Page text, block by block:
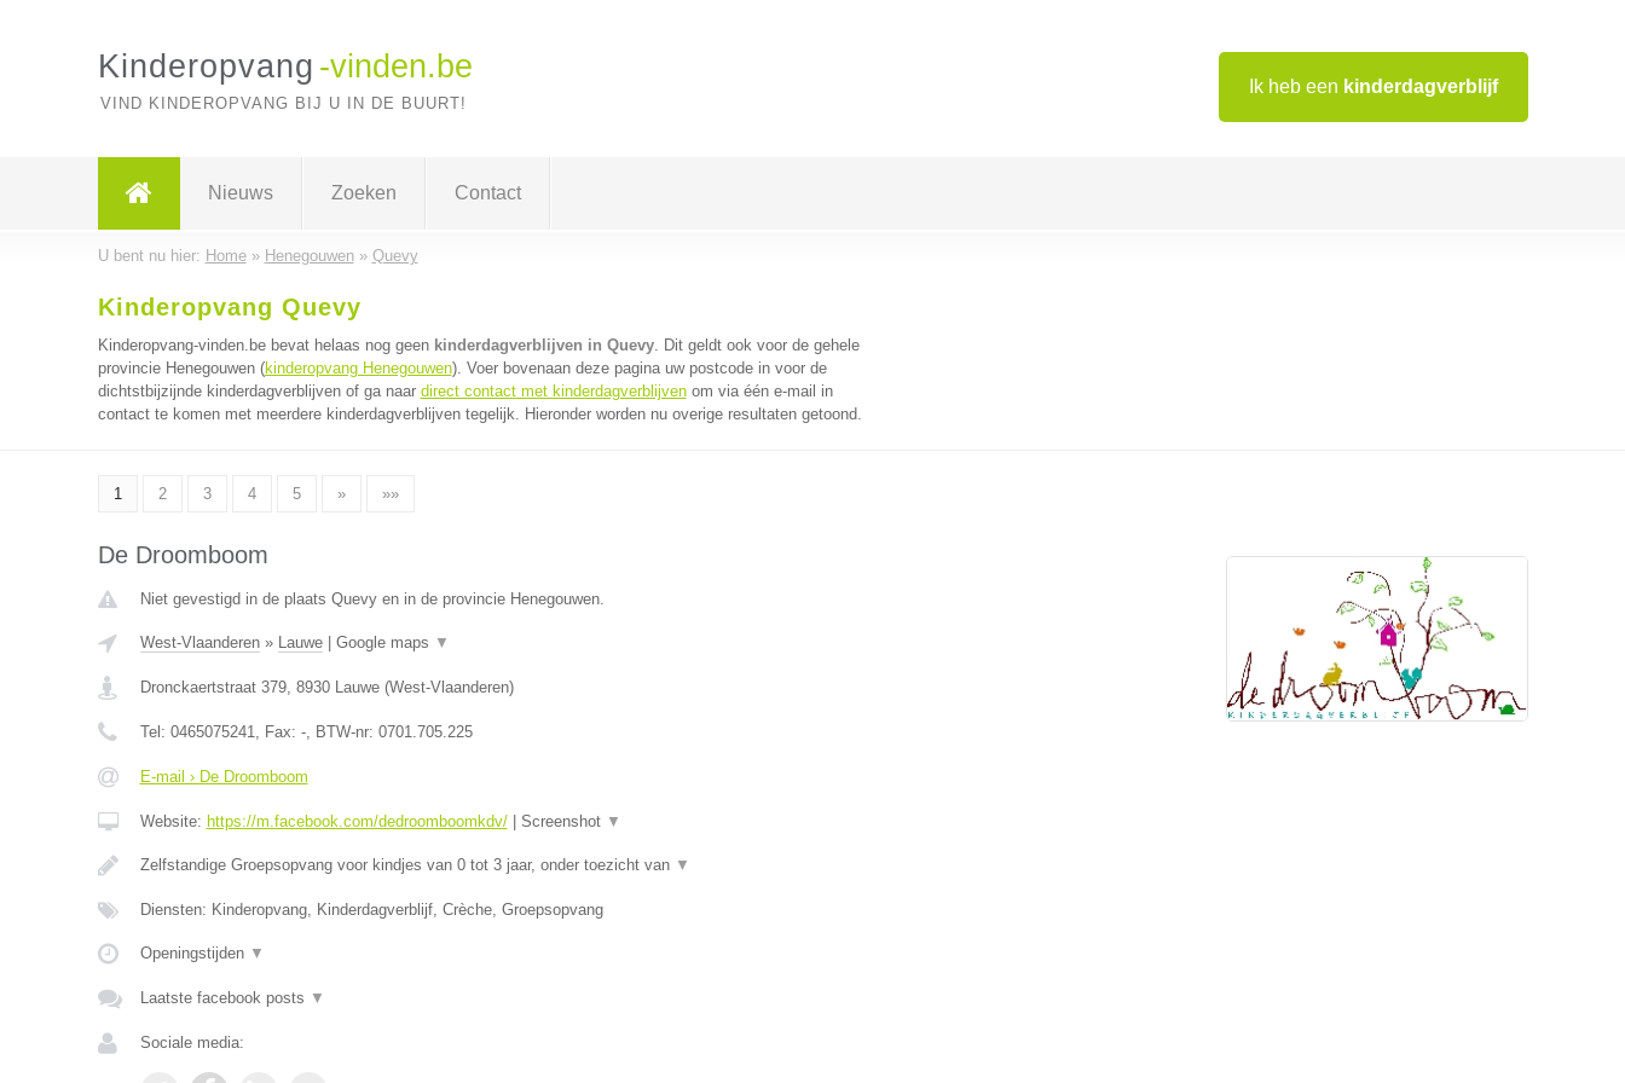
Ik heb een kinderdagverblijf
Kinderopvang -vinden.be
VIND KINDEROPVANG BIJ U IN DE BUURT!
Nieuws Zoeken Contact
U bent nu hier: Home» Henegouwen» Quevy
Kinderopvang Quevy
Kinderopvang-vinden.be bevat helaas nog geen kinderdagverblijven in Quevy. Dit geldt ook voor de gehele
provincie Henegouwen (kinderopvang Henegouwen). Voer bovenaan deze pagina uw postcode in voor de
dichtstbijzijnde kinderdagverblijven of ga naar direct contact met kinderdagverblijvenom via één e-mail in
contact te komen met meerdere kinderdagverblijven tegelijk. Hieronder worden nu overige resultaten getoond.
1 2 3 4 5 » »»
De Droomboom
Niet gevestigd in de plaats Quevy en in de provincie Henegouwen.
West-Vlaanderen» Lauwe| Google maps ▼
Dronckaertstraat 379, 8930 Lauwe(West-Vlaanderen)
Tel: 0465075241, Fax: -, BTW-nr: 0701.705.225
E-mail › De Droomboom
Website: https://m.facebook.com/dedroomboomkdv/| Screenshot ▼
Zelfstandige Groepsopvang voor kindjes van 0 tot 3 jaar, onder toezicht van ▼
Diensten: Kinderopvang, Kinderdagverblijf, Crèche, Groepsopvang
Openingstijden ▼
Laatste facebook posts ▼
Sociale media: